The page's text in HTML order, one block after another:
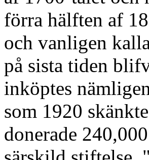
förra hälften af
och vanligen
på sista tiden
inköptes
som 1920
donerade